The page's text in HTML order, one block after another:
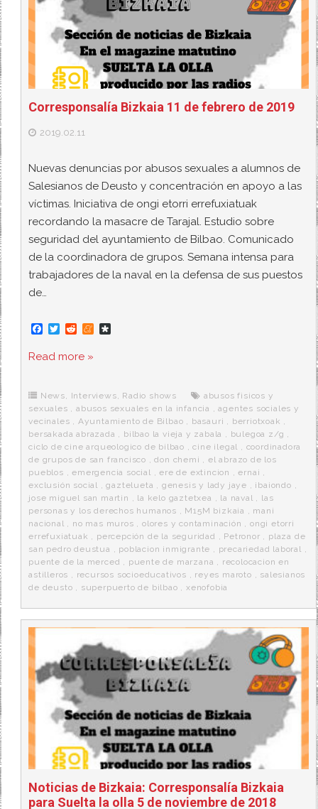
Corresponsalía Bizkaia 11 de febrero de 2019
2019.02.11
Nuevas denuncias por abusos sexuales a alumnos de
Salesianos de Deusto y concentración en apoyo a las
víctimas. Iniciativa de ongi etorri errefuxiatuak
recordando la masacre de Tarajal. Estudio sobre
seguridad del ayuntamiento de Bilbao. Comunicado
de la coordinadora de grupos. Semana intensa para
trabajadores de la naval en la defensa de sus puestos
de…
F
c
e
o
k
T
i
t
r
R
d
d
M
e
r
a
Read more »
News, Interviews, Radio shows
abusos fisicos y
sexuales ,abusos sexuales en la infancia ,agentes sociales y
vecinales , Ayuntamiento de Bilbao , basauri , berriotxoak ,
bersakada abrazada , bilbao la vieja y zabala , bulegoa z/g ,
ciclo de cine arqueologico de bilbao ,cine ilegal , coordinadora
de grupos de san francisco ,don chemi ,el abrazo de los
pueblos ,emergencia social ,ere de extincion ,ernai ,
exclusión social ,gaztelueta , genesis y lady jaye , ibaiondo ,
jose miguel san martin , la kelo gaztetxea , la naval , las
personas y los derechos humanos , M15M bizkaia , mani
nacional , no mas muros ,olores y contaminación ,ongi etorri
errefuxiatuak , percepción de la seguridad , Petronor , plaza de
san pedro deustua , poblacion inmigrante , precariedad laboral ,
puente de la merced , puente de marzana , recolocacion en
astilleros , recursos socioeducativos , reyes maroto , salesianos
de deusto , superpuerto de bilbao ,xenofobia
Noticias de Bizkaia: Corresponsalía Bizkaia
para Suelta la olla 5 de noviembre de 2018